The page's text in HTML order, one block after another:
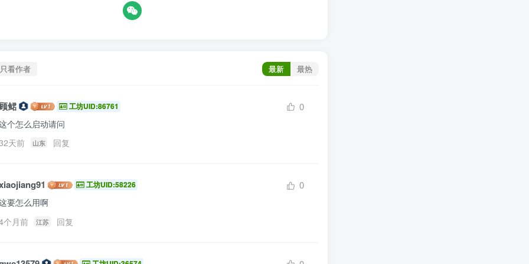
只看作者 最新 最热
鲪 工坊UID:86761 0
个怎么启动请问
天前
山东 回复
工坊UID:58226 0
要怎么用啊
个月前
江苏 回复